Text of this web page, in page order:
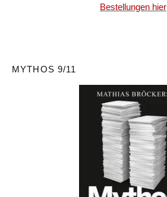
Bestellungen hier
MYTHOS 9/11